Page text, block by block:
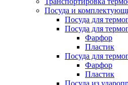
Посуда и
Посуда для
Посуда для
Фарфор
Пластик
Посуда для
Фарфор
Пластик
Посуда из